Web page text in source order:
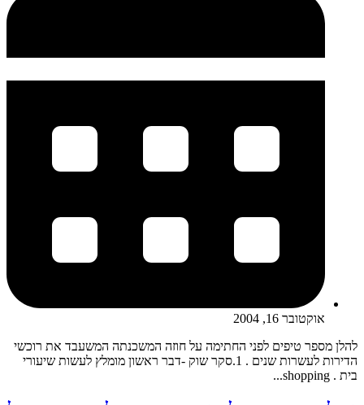
אוקטובר 16, 2004
להלן מספר טיפים לפני החתימה על חוזה המשכנתה המשעבד את רוכשי
הדירות לעשרות שנים . 1.סקר שוק -דבר ראשון מומלץ לעשות שיעורי
בית . shopping...